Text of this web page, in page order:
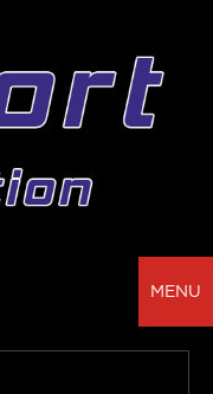
MENU
PARTENAIRE